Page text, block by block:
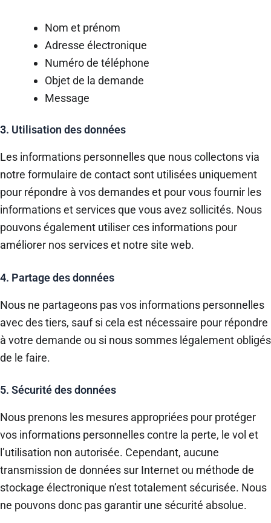
Nom et prénom
Adresse électronique
Numéro de téléphone
Objet de la demande
Message
3. Utilisation des données
Les informations personnelles que nous collectons via
notre formulaire de contact sont utilisées uniquement
pour répondre à vos demandes et pour vous fournir les
informations et services que vous avez sollicités. Nous
pouvons également utiliser ces informations pour
améliorer nos services et notre site web.
4. Partage des données
Nous ne partageons pas vos informations personnelles
avec des tiers, sauf si cela est nécessaire pour répondre
à votre demande ou si nous sommes légalement obligés
de le faire.
5. Sécurité des données
Nous prenons les mesures appropriées pour protéger
vos informations personnelles contre la perte, le vol et
l’utilisation non autorisée. Cependant, aucune
transmission de données sur Internet ou méthode de
stockage électronique n’est totalement sécurisée. Nous
ne pouvons donc pas garantir une sécurité absolue.